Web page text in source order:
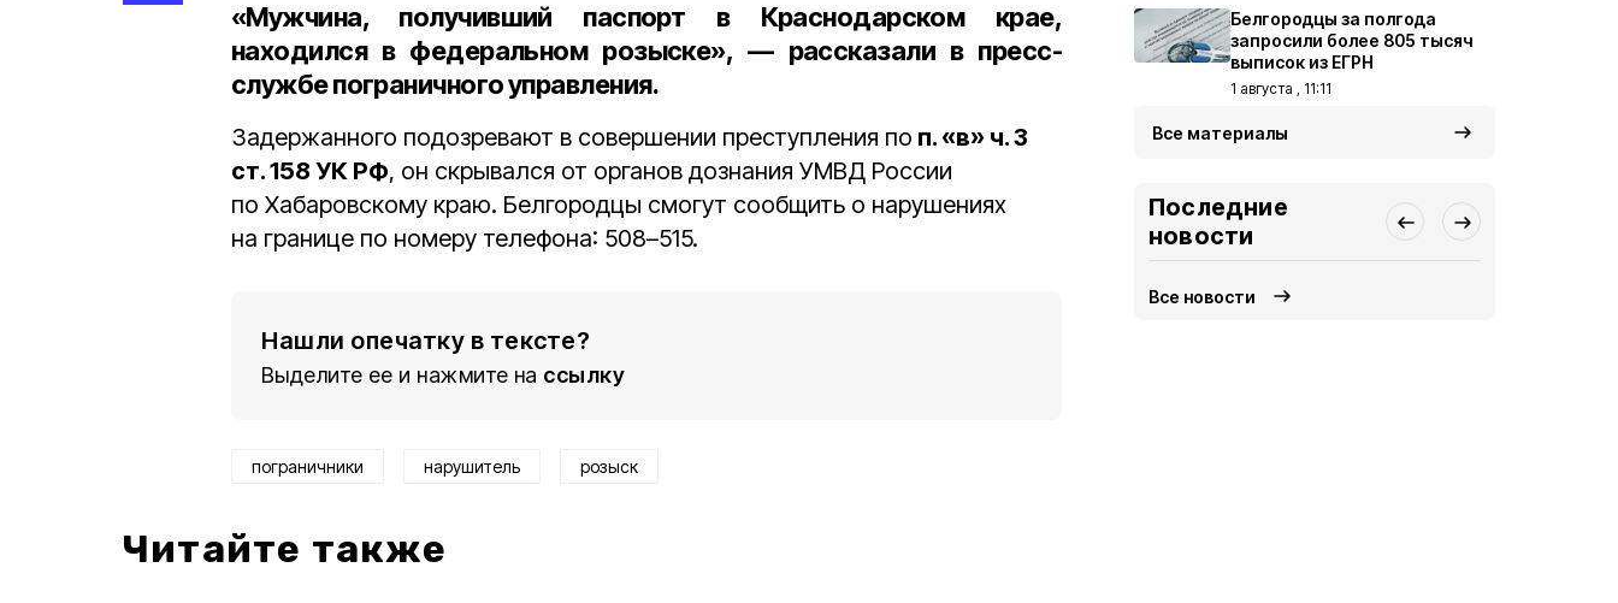
«Мужчина, получивший паспорт в Краснодарском крае,
находился в федеральном розыске», — рассказали в пресс-
службе пограничного управления.
Задержанного подозревают в совершении преступления по п. «в» ч. 3
ст. 158 УК РФ, он скрывался от органов дознания УМВД России
по Хабаровскому краю. Белгородцы смогут сообщить о нарушениях
на границе по номеру телефона: 508–515.
Нашли опечатку в тексте?
Выделите ее и нажмите на ссылку
пограничники нарушитель розыск
Читайте также
Белгородцы за полгода
запросили более 805 тысяч
выписок из ЕГРН
1 августа , 11:11
Все материалы
Последние
новости
Все новости